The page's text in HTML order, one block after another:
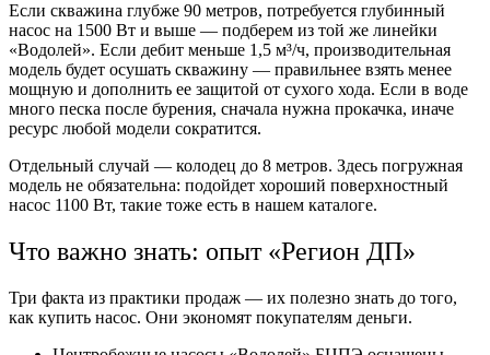
Если скважина глубже 90 метров, потребуется глубинный
насос на 1500 Вт и выше — подберем из той же линейки
«Водолей». Если дебит меньше 1,5 м³/ч, производительная
модель будет осушать скважину — правильнее взять менее
мощную и дополнить ее защитой от сухого хода. Если в воде
много песка после бурения, сначала нужна прокачка, иначе
ресурс любой модели сократится.
Отдельный случай — колодец до 8 метров. Здесь погружная
модель не обязательна: подойдет хороший поверхностный
насос 1100 Вт, такие тоже есть в нашем каталоге.
Что важно знать: опыт «Регион ДП»
Три факта из практики продаж — их полезно знать до того,
как купить насос. Они экономят покупателям деньги.